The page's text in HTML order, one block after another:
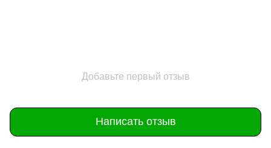
Добавьте первый отзыв
Написать отзыв